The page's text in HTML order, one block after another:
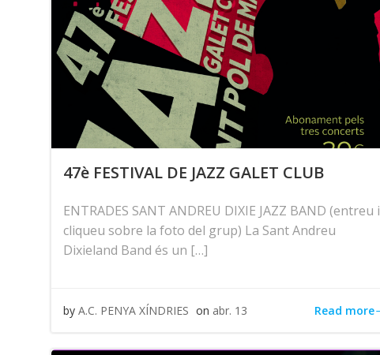
47è FESTIVAL DE JAZZ GALET CLUB
ENTRADES SANT ANDREU DIXIE JAZZ BAND (entreu i
cliqueu sobre la foto del grup) La Sant Andreu
Dixieland Band és un […]
by A.C. PENYA XÍNDRIES on abr. 13 Read more